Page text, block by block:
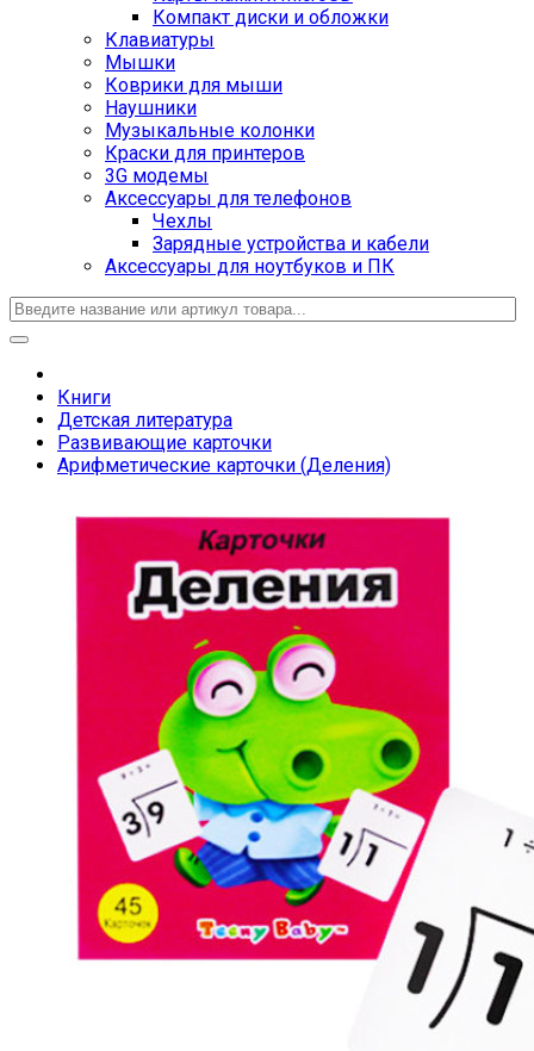
Компакт диски и обложки
Клавиатуры
Мышки
Коврики для мыши
Наушники
Музыкальные колонки
Краски для принтеров
3G модемы
Аксессуары для телефонов
Чехлы
Зарядные устройства и кабели
Аксессуары для ноутбуков и ПК
Книги
Детская литература
Развивающие карточки
Арифметические карточки (Деления)